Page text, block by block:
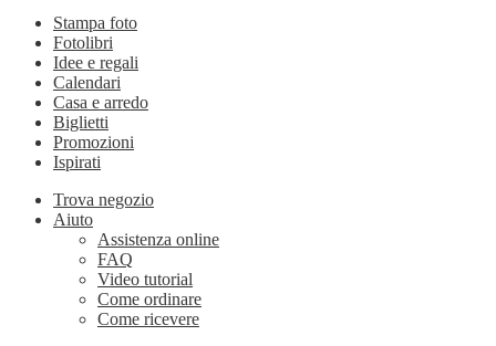
Stampa foto
Fotolibri
Idee e regali
Calendari
Casa e arredo
Biglietti
Promozioni
Ispirati
Trova negozio
Aiuto
Assistenza online
FAQ
Video tutorial
Come ordinare
Come ricevere